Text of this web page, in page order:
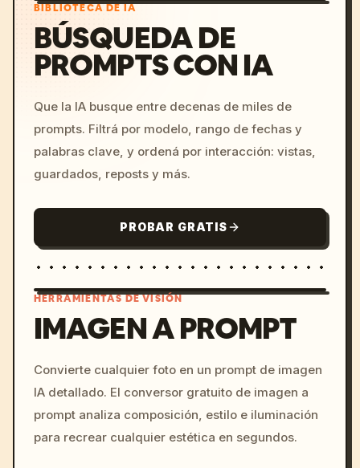
BIBLIOTECA DE IA
BÚSQUEDA DE
PROMPTS CON IA
Que la IA busque entre decenas de miles de
prompts. Filtrá por modelo, rango de fechas y
palabras clave, y ordená por interacción: vistas,
guardados, reposts y más.
PROBAR GRATIS
c, cyberpunk sunset, neon
colors, 8k --v 6.0
HERRAMIENTAS DE VISIÓN
IMAGEN A PROMPT
Convierte cualquier foto en un prompt de imagen
IA detallado. El conversor gratuito de imagen a
prompt analiza composición, estilo e iluminación
para recrear cualquier estética en segundos.